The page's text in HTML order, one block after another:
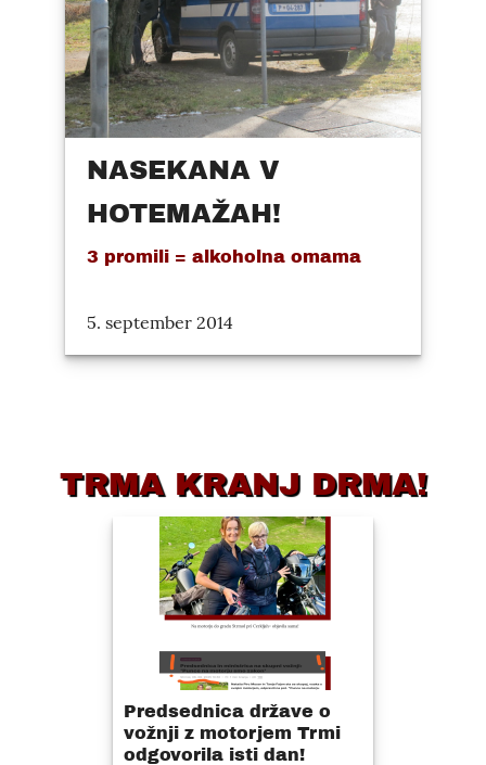
NASEKANA V
HOTEMAŽAH!
3 promili = alkoholna omama
5. september 2014
TRMA KRANJ DRMA!
Predsednica države o
vožnji z motorjem Trmi
odgovorila isti dan!